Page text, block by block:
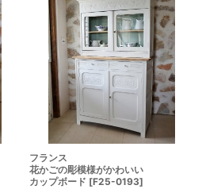
フランス
花かごの彫模様がかわいい
カップボード [F25-0193]